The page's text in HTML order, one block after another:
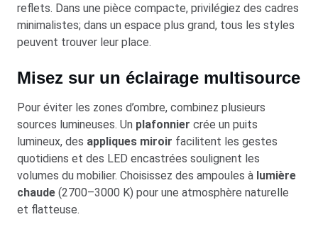
reflets. Dans une pièce compacte, privilégiez des cadres
minimalistes; dans un espace plus grand, tous les styles
peuvent trouver leur place.
Misez sur un éclairage multisource
Pour éviter les zones d’ombre, combinez plusieurs
sources lumineuses. Un plafonnier crée un puits
lumineux, des appliques miroir facilitent les gestes
quotidiens et des LED encastrées soulignent les
volumes du mobilier. Choisissez des ampoules à lumière
chaude (2700–3000 K) pour une atmosphère naturelle
et flatteuse.